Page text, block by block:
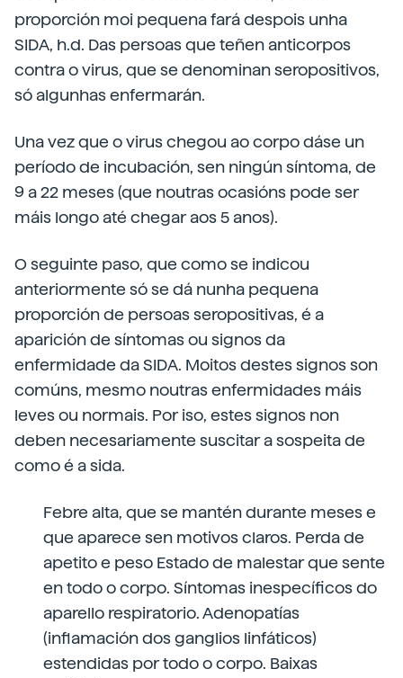
proporción moi pequena fará despois unha
SIDA, h.d. Das persoas que teñen anticorpos
contra o virus, que se denominan seropositivos,
só algunhas enfermarán.
Una vez que o virus chegou ao corpo dáse un
período de incubación, sen ningún síntoma, de
9 a 22 meses (que noutras ocasións pode ser
máis longo até chegar aos 5 anos).
O seguinte paso, que como se indicou
anteriormente só se dá nunha pequena
proporción de persoas seropositivas, é a
aparición de síntomas ou signos da
enfermidade da SIDA. Moitos destes signos son
comúns, mesmo noutras enfermidades máis
leves ou normais. Por iso, estes signos non
deben necesariamente suscitar a sospeita de
como é a sida.
Febre alta, que se mantén durante meses e
que aparece sen motivos claros. Perda de
apetito e peso Estado de malestar que sente
en todo o corpo. Síntomas inespecíficos do
aparello respiratorio. Adenopatías
(inflamación dos ganglios linfáticos)
estendidas por todo o corpo. Baixas